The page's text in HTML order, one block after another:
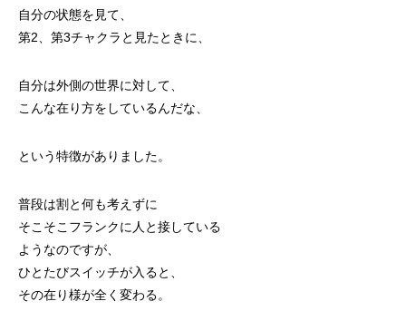
自分の状態を見て、
第2、第3チャクラと見たときに、
自分は外側の世界に対して、
こんな在り方をしているんだな、
という特徴がありました。
普段は割と何も考えずに
そこそこフランクに人と接している
ようなのですが、
ひとたびスイッチが入ると、
その在り様が全く変わる。